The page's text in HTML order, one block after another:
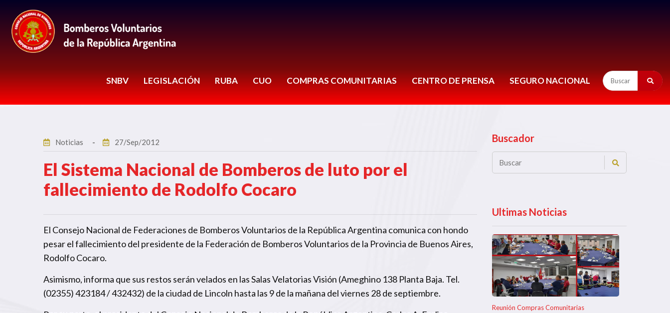
SNBV LEGISLACIÓN RUBA CUO COMPRAS COMUNITARIAS CENTRO DE PRENSA SEGURO NACIONAL
Noticias 27/Sep/2012
El Sistema Nacional de Bomberos de luto por el
fallecimiento de Rodolfo Cocaro
El Consejo Nacional de Federaciones de Bomberos Voluntarios de la República Argentina comunica con hondo
pesar el fallecimiento del presidente de la Federación de Bomberos Voluntarios de la Provincia de Buenos Aires,
Rodolfo Cocaro.
Asimismo, informa que sus restos serán velados en las Salas Velatorias Visión (Ameghino 138 Planta Baja. Tel.
(02355) 423184 / 432432) de la ciudad de Lincoln hasta las 9 de la mañana del viernes 28 de septiembre.
Buscador
Ultimas Noticias
Reunión Compras Comunitarias